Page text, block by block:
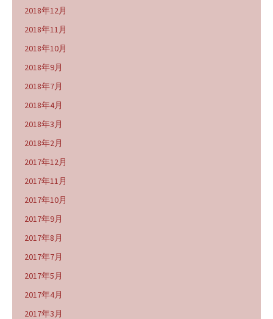
2018年12月
2018年11月
2018年10月
2018年9月
2018年7月
2018年4月
2018年3月
2018年2月
2017年12月
2017年11月
2017年10月
2017年9月
2017年8月
2017年7月
2017年5月
2017年4月
2017年3月